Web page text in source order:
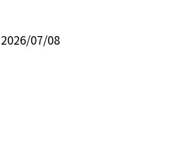
2026/07/08